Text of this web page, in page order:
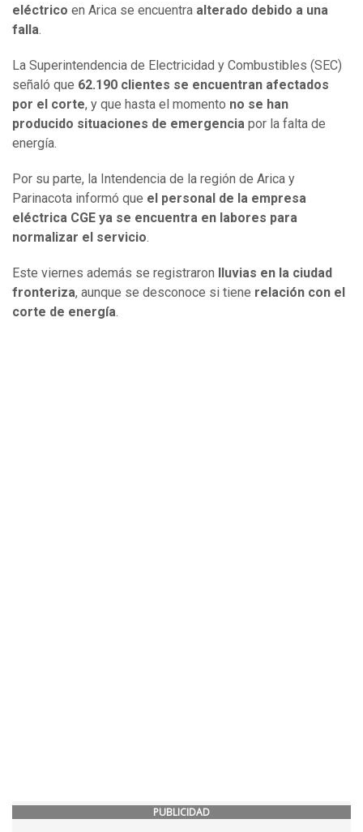
eléctrico en Arica se encuentra alterado debido a una
falla.
La Superintendencia de Electricidad y Combustibles (SEC)
señaló que 62.190 clientes se encuentran afectados
por el corte, y que hasta el momento no se han
producido situaciones de emergencia por la falta de
energía.
Por su parte, la Intendencia de la región de Arica y
Parinacota informó que el personal de la empresa
eléctrica CGE ya se encuentra en labores para
normalizar el servicio.
Este viernes además se registraron lluvias en la ciudad
fronteriza, aunque se desconoce si tiene relación con el
corte de energía.
PUBLICIDAD